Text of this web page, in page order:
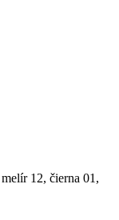
12, čierna 01,